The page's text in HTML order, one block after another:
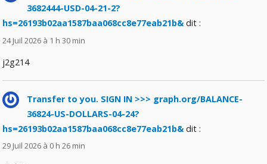
3682444-USD-04-21-2?
hs=26193b02aa1587baa068cc8e77eab21b& dit :
24 Juil 2026 à 1 h 30 min
j2g214
Transfer to you. SIGN IN >>> graph.org/BALANCE-
36824-US-DOLLARS-04-24?
hs=26193b02aa1587baa068cc8e77eab21b& dit :
29 Juil 2026 à 0 h 26 min